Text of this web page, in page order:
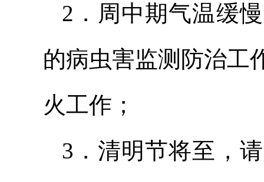
2．周中期气温缓
的病虫害监测防治工
火工作；
3．清明节将至，